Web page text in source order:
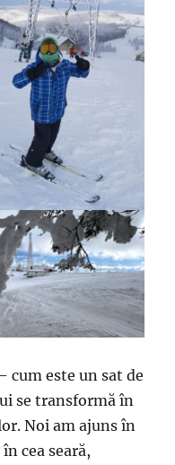
cum este un sat de
se transformă în
Noi am ajuns în
cea seară,